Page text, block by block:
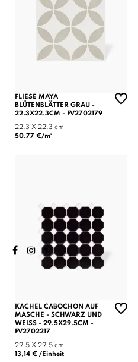
FLIESE MAYA
BLÜTENBLÄTTER GRAU -
22.3X22.3CM - FV2702179
22.3 X 22.3 cm
50.77 €/m²
KACHEL CABOCHON AUF
MASCHE - SCHWARZ UND
WEISS - 29.5X29.5CM - F
V2702217
29.5 X 29.5 cm
13,14 € /Einheit